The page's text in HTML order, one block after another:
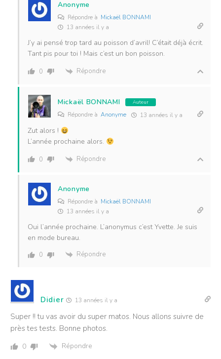
Anonyme
Répondre à Mickaël BONNAMI
13 années il y a
J’y ai pensé trop tard au poisson d’avril! C’était déjà écrit.
Tant pis pour toi ! Mais c’est un bon poisson.
0 Répondre
Mickaël BONNAMI Auteur
Répondre à Anonyme 13 années il y a
Zut alors !
L’année prochaine alors.
0 Répondre
Anonyme
Répondre à Mickaël BONNAMI
13 années il y a
Oui l’année prochaine. L’anonymus c’est Yvette. Je suis
en mode bureau.
0 Répondre
Didier 13 années il y a
Super !! tu vas avoir du super matos. Nous allons suivre de
près tes tests. Bonne photos.
0 Répondre